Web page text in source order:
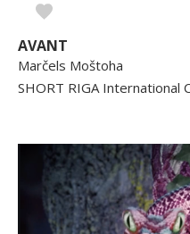
AVANT
Marčels Moštoha
SHORT RIGA International